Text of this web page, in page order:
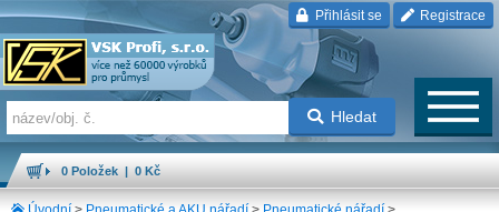
Přihlásit se Registrace
Hledat
0 Položek | 0 Kč